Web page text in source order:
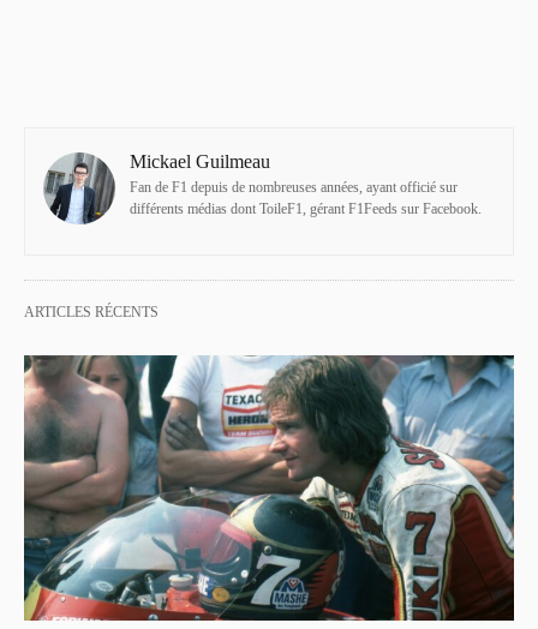
Mickael Guilmeau
Fan de F1 depuis de nombreuses années, ayant officié sur
différents médias dont ToileF1, gérant F1Feeds sur Facebook.
ARTICLES RÉCENTS